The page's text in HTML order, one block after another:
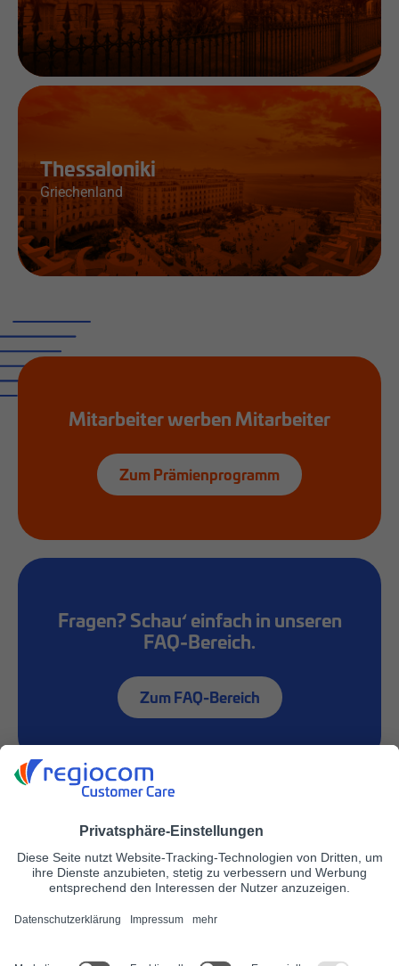
Thessaloniki
Griechenland
Mitarbeiter werben Mitarbeiter
Zum Prämienprogramm
Fragen? Schau‘ einfach in unseren
FAQ-Bereich.
Zum FAQ-Bereich
JOBS